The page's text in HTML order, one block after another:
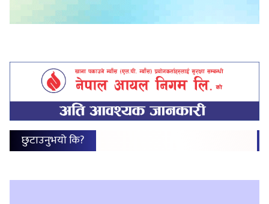
छुटाउनुभयो कि?